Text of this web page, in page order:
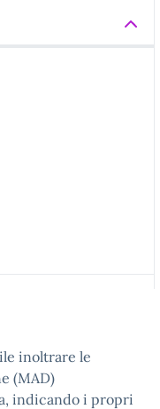
inoltrare le
(MAD)
indicando i propri